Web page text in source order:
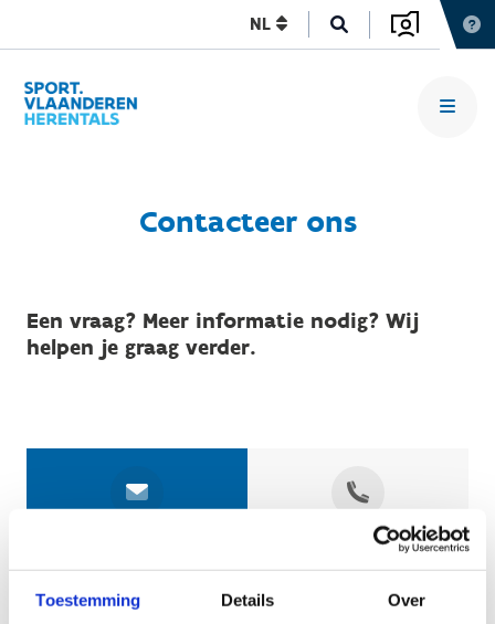
Toestemming Details Over
NL
Contacteer ons
Een vraag? Meer informatie nodig? Wij
helpen je graag verder.